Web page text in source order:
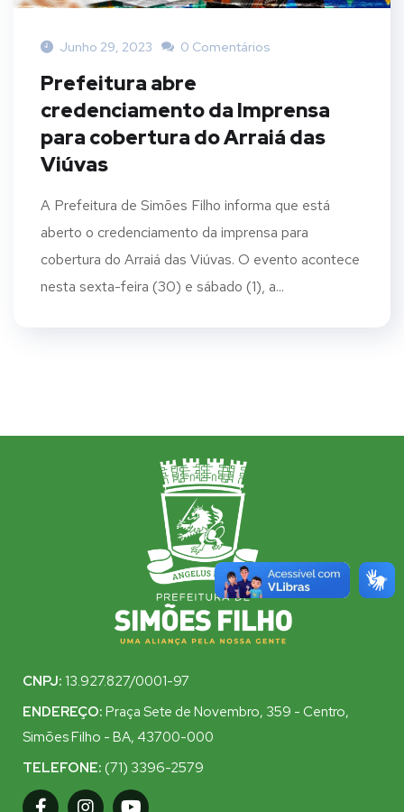
Junho 29, 2023 0 Comentários
Prefeitura abre
credenciamento da Imprensa
para cobertura do Arraiá das
Viúvas
A Prefeitura de Simões Filho informa que está
aberto o credenciamento da imprensa para
cobertura do Arraiá das Viúvas. O evento acontece
nesta sexta-feira (30) e sábado (1), a...
CNPJ: 13.927.827/0001-97
ENDEREÇO: Praça Sete de Novembro, 359 - Centro,
Simões Filho - BA, 43700-000
TELEFONE: (71) 3396-2579